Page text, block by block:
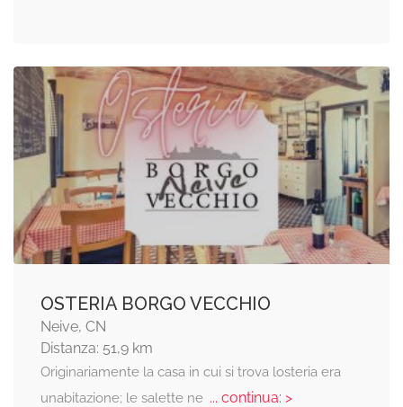
OSTERIA BORGO VECCHIO
Neive, CN
Distanza: 51,9 km
Originariamente la casa in cui si trova losteria era
unabitazione; le salette ne... continua: >